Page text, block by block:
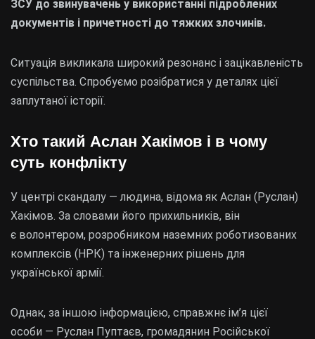
ЗСУ до звинувачень у використанні підроблених
документів і причетності до тяжких злочинів.
Ситуація викликала широкий резонанс і зацікавленість
суспільства. Спробуємо розібратися у деталях цієї
заплутаної історії.
Хто такий Аслан Хакімов і в чому
суть конфлікту
У центрі скандалу — людина, відома як Аслан (Руслан)
Хакімов. За словами його прихильників, він
є волонтером, розробником наземних роботизованих
комплексів (НРК) та інженерних рішень для
української армії.
Однак, за іншою інформацією, справжнє ім’я цієї
особи — Руслан Пуптаєв, громадянин Російської